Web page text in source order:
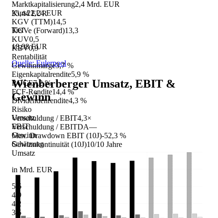
Marktkapitalisierung2,4 Mrd. EUR
Kurs22,24 EUR
KGV (TTM)14,5
KGVe (Forward)13,3
KUV0,5
KBV0,9
Rentabilität
Gewinnmarge3,7 %
Eigenkapitalrendite5,9 %
ROCE7,2 %
FCF-Rendite14,4 %
Dividendenrendite4,3 %
Risiko
Verschuldung / EBIT4,3×
Verschuldung / EBITDA—
Max. Drawdown EBIT (10J)-52,3 %
Gewinnkontinuität (10J)10/10 Jahre
Umsatz
in Mrd. EUR
5,6
4,9
4,2
3,5
35,44 EUR
Tief
18,98 EUR
Quelle: Eulerpool
Wienberberger Umsatz, EBIT &
Gewinn
Umsatz
EBIT
Gewinn
Schätzung